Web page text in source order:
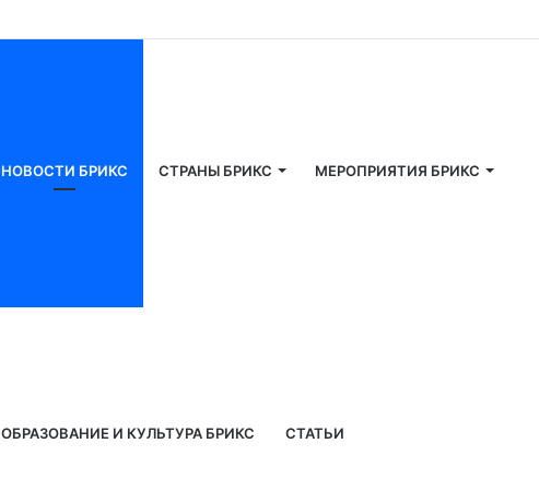
НОВОСТИ БРИКС СТРАНЫ БРИКС МЕРОПРИЯТИЯ БРИКС
ОБРАЗОВАНИЕ И КУЛЬТУРА БРИКС СТАТЬИ